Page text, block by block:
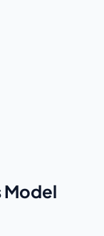
Model